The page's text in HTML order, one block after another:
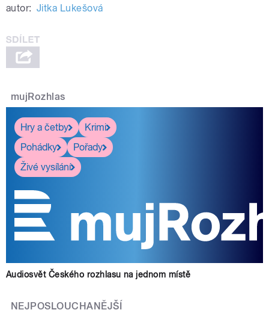
autor: Jitka Lukešová
mujRozhlas
Hry a četby
Krimi
Pohádky
Pořady
Živé vysílání
Audiosvět Českého rozhlasu na jednom místě
NEJPOSLOUCHANĚJŠÍ